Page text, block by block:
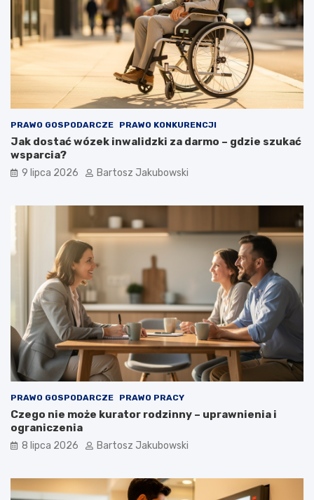
PRAWO GOSPODARCZE PRAWO KONKURENCJI
Jak dostać wózek inwalidzki za darmo – gdzie szukać
wsparcia?
9 lipca 2026 Bartosz Jakubowski
PRAWO GOSPODARCZE PRAWO PRACY
Czego nie może kurator rodzinny – uprawnienia i
ograniczenia
8 lipca 2026 Bartosz Jakubowski